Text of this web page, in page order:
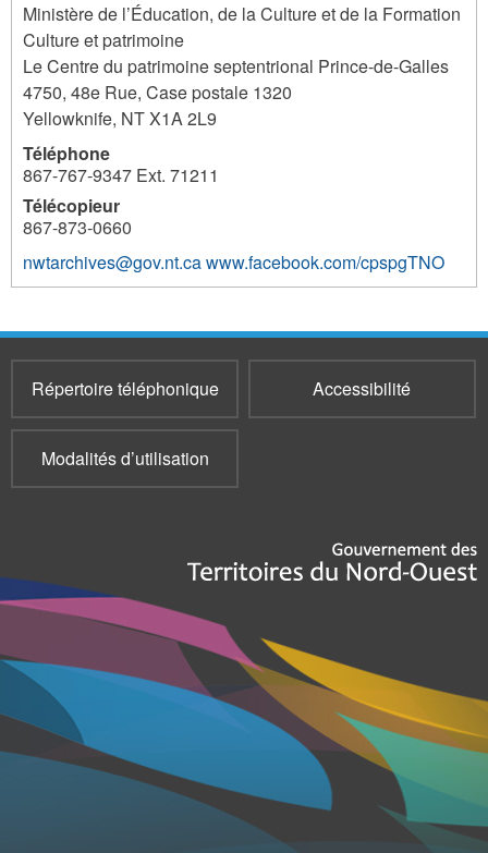
Ministère de l’Éducation, de la Culture et de la Formation
Culture et patrimoine
Le Centre du patrimoine septentrional Prince-de-Galles
4750, 48e Rue, Case postale 1320
Yellowknife, NTX1A 2L9
Téléphone
867-767-9347 Ext. 71211
Télécopieur
867-873-0660
nwtarchives@gov.nt.cawww.facebook.com/cpspgTNO
3696
Répertoire téléphonique Accessibilité
Modalités d’utilisation